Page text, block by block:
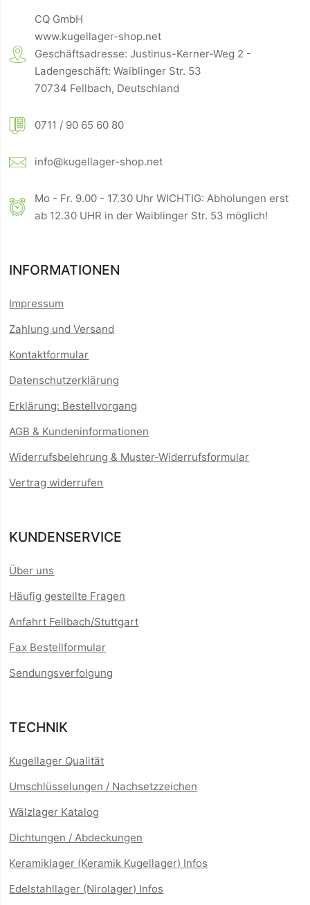
CQ GmbH
www.kugellager-shop.net
Geschäftsadresse: Justinus-Kerner-Weg 2 -
Ladengeschäft: Waiblinger Str. 53
70734 Fellbach, Deutschland
0711 / 90 65 60 80
info@kugellager-shop.net
Mo - Fr. 9.00 - 17.30 Uhr WICHTIG: Abholungen erst
ab 12.30 UHR in der Waiblinger Str. 53 möglich!
INFORMATIONEN
Impressum
Zahlung und Versand
Kontaktformular
Datenschutzerklärung
Erklärung: Bestellvorgang
AGB & Kundeninformationen
Widerrufsbelehrung & Muster-Widerrufsformular
Vertrag widerrufen
KUNDENSERVICE
Über uns
Häufig gestellte Fragen
Anfahrt Fellbach/Stuttgart
Fax Bestellformular
Sendungsverfolgung
TECHNIK
Kugellager Qualität
Umschlüsselungen / Nachsetzzeichen
Wälzlager Katalog
Dichtungen / Abdeckungen
Keramiklager (Keramik Kugellager) Infos
Edelstahllager (Nirolager) Infos